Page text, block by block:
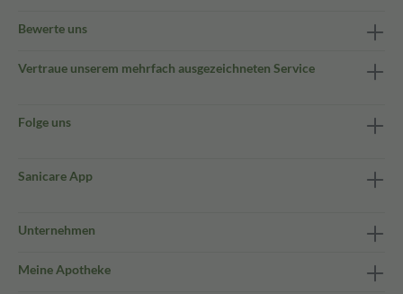
Bewerte uns
Vertraue unserem mehrfach ausgezeichneten Service
Folge uns
Sanicare App
Unternehmen
Meine Apotheke